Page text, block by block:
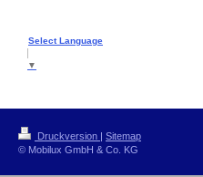
Select Language
▼
Druckversion | Sitemap
© Mobilux GmbH & Co. KG